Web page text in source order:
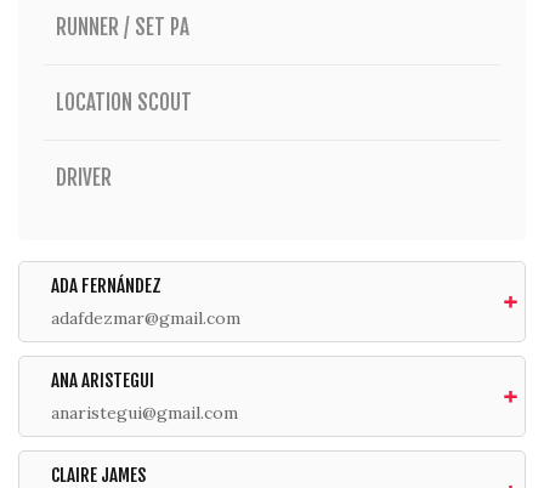
RUNNER / SET PA
LOCATION SCOUT
DRIVER
ADA FERNÁNDEZ
adafdezmar@gmail.com
ANA ARISTEGUI
anaristegui@gmail.com
CLAIRE JAMES